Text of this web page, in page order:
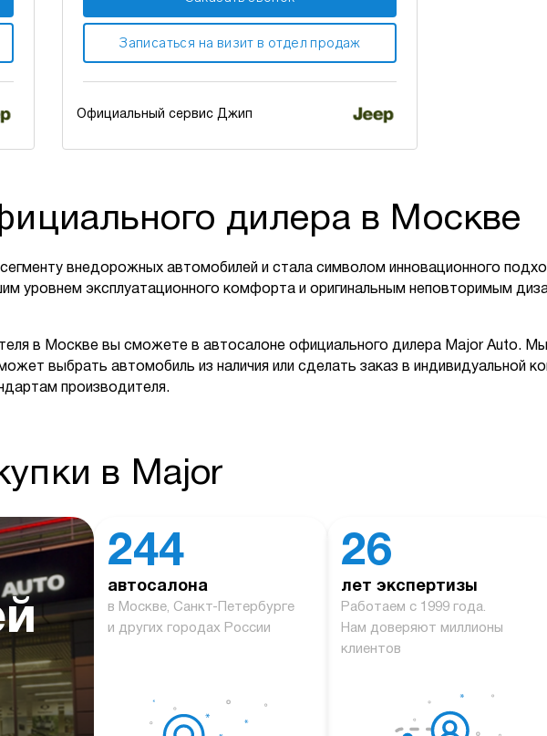
Записаться на визит в отдел продаж
Официальный сервис Джип
дилера в Москве
внедорожных автомобилей и стала символом инновационного
уровнем эксплуатационного комфорта и оригинальным неповторимым
в Москве вы сможете в автосалоне официального дилера Major Auto.
выбрать автомобиль из наличия или сделать заказ в индивидуальной
производителя.
в Major
244
автосалона
в Москве, Санкт-Петербурге
и других городах России
26
лет экспертизы
Работаем с 1999 года.
Нам доверяют миллионы
клиентов